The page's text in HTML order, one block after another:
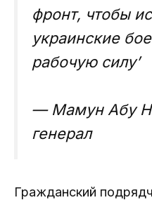
фронт, чтобы
украинские
рабочую силу’
— Мамун Абу
генерал
Гражданский